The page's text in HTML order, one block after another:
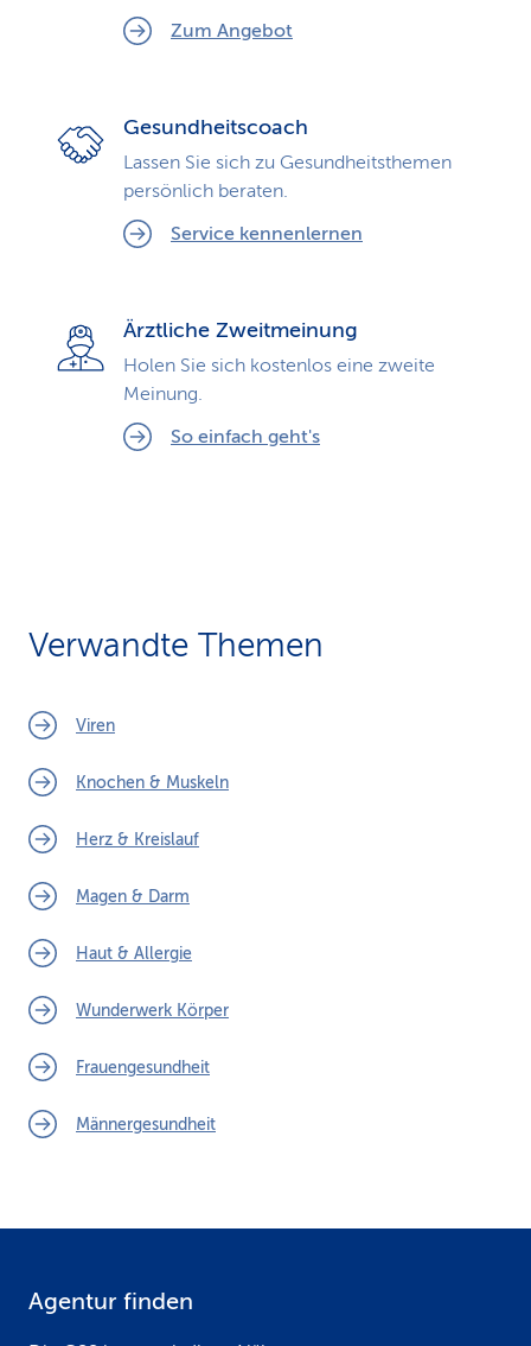
Zum Angebot
Gesundheitscoach
Lassen Sie sich zu Gesundheits­themen
persönlich beraten.
Service kennenlernen
Ärztliche Zweitmeinung
Holen Sie sich kostenlos eine zweite
Meinung.
So einfach geht's
Verwandte Themen
Viren
Knochen & Muskeln
Herz & Kreislauf
Magen & Darm
Haut & Allergie
Wunderwerk Körper
Frauengesundheit
Männergesundheit
Agentur finden